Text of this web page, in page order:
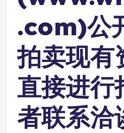
.com)公
拍卖现有
直接进行
者联系洽